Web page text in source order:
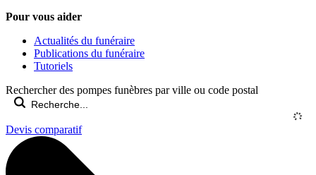
Pour vous aider
Actualités du funéraire
Publications du funéraire
Tutoriels
Rechercher des pompes funèbres par ville ou code postal
Devis comparatif